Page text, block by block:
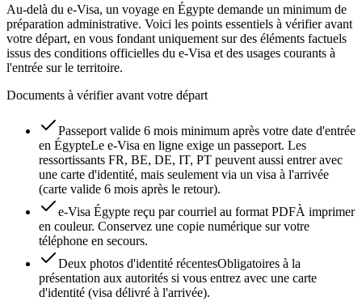
Au-delà du e-Visa, un voyage en Égypte demande un minimum de
préparation administrative. Voici les points essentiels à vérifier avant
votre départ, en vous fondant uniquement sur des éléments factuels
issus des conditions officielles du e-Visa et des usages courants à
l'entrée sur le territoire.
Documents à vérifier avant votre départ
Passeport valide 6 mois minimum après votre date d'entrée
en ÉgypteLe e-Visa en ligne exige un passeport. Les
ressortissants FR, BE, DE, IT, PT peuvent aussi entrer avec
une carte d'identité, mais seulement via un visa à l'arrivée
(carte valide 6 mois après le retour).
e-Visa Égypte reçu par courriel au format PDFÀ imprimer
en couleur. Conservez une copie numérique sur votre
téléphone en secours.
Deux photos d'identité récentesObligatoires à la
présentation aux autorités si vous entrez avec une carte
d'identité (visa délivré à l'arrivée).